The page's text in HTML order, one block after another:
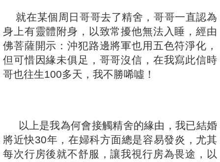
就在某個周日哥哥去了精舍，哥哥一直認為
身上有靈體附身，以致常擾他無法入睡，經由
佛菩薩開示：沖犯路邊將軍也用五色符淨化，
但可惜因緣未俱足，哥哥沒信，在我寫此信時
哥也往生100多天，我不勝唏噓！
以上是我為何會接觸精舍的緣由，我已結婚
將近快30年，在婦科方面總是容易發炎，尤其
每次行房後就不舒服，讓我視行房為畏途，以